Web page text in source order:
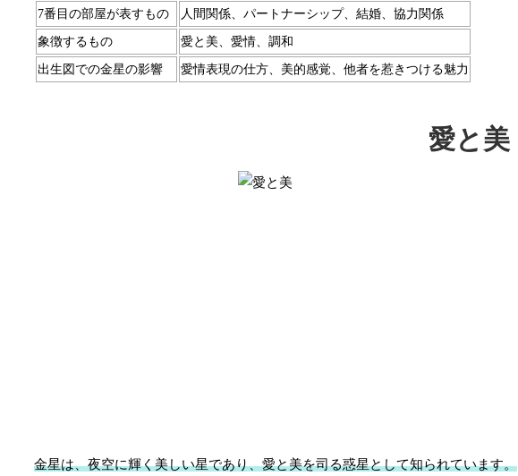
7番目の部屋が表すもの 人間関係、パートナーシップ、結婚、協力関係
象徴するもの 愛と美、愛情、調和
出生図での金星の影響 愛情表現の仕方、美的感覚、他者を惹きつける魅力
愛と美
金星は、夜空に輝く美しい星であり、愛と美を司る惑星として知られています。